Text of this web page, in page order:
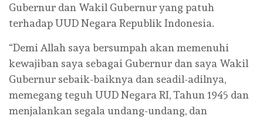
Gubernur dan Wakil Gubernur yang patuh
terhadap UUD Negara Republik Indonesia.
“Demi Allah saya bersumpah akan memenuhi
kewajiban saya sebagai Gubernur dan saya Wakil
Gubernur sebaik-baiknya dan seadil-adilnya,
memegang teguh UUD Negara RI, Tahun 1945 dan
menjalankan segala undang-undang, dan